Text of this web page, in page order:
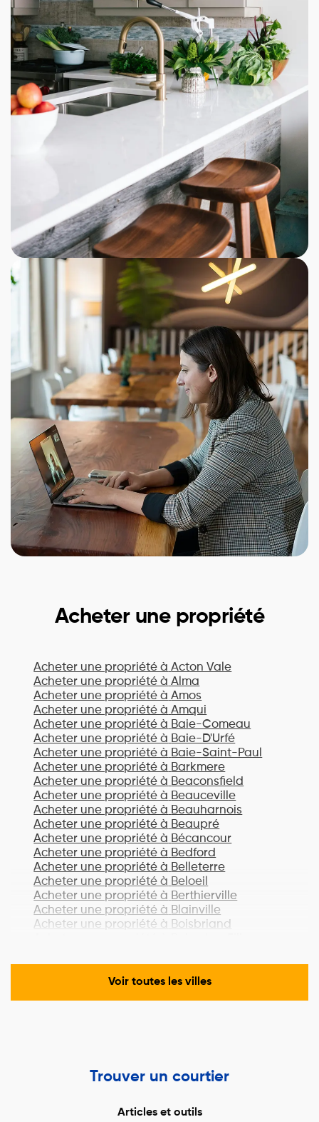
Acheter une propriété
Acheter une propriété à Acton Vale
Acheter une propriété à Alma
Acheter une propriété à Amos
Acheter une propriété à Amqui
Acheter une propriété à Baie-Comeau
Acheter une propriété à Baie-D'Urfé
Acheter une propriété à Baie-Saint-Paul
Acheter une propriété à Barkmere
Acheter une propriété à Beaconsfield
Acheter une propriété à Beauceville
Acheter une propriété à Beauharnois
Acheter une propriété à Beaupré
Acheter une propriété à Bécancour
Acheter une propriété à Bedford
Acheter une propriété à Belleterre
Acheter une propriété à Beloeil
Acheter une propriété à Berthierville
Acheter une propriété à Blainville
Acheter une propriété à Boisbriand
Acheter une propriété à Boucherville
Acheter une propriété à Lac-Brome
Acheter une propriété à
Cantley
Acheter une propriété à Cap-Chat
Acheter une propriété à Carignan
Voir toutes les villes
Trouver un courtier
Articles et outils